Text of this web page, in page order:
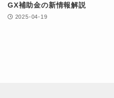
GX補助金の新情報解説
2025-04-19